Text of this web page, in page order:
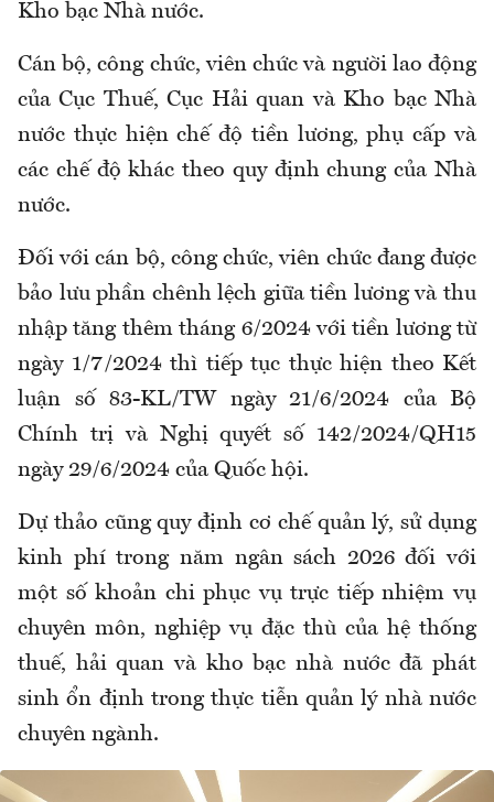
Kho bạc Nhà nước.
Cán bộ, công chức, viên chức và người lao động
của Cục Thuế, Cục Hải quan và Kho bạc Nhà
nước thực hiện chế độ tiền lương, phụ cấp và
các chế độ khác theo quy định chung của Nhà
nước.
Đối với cán bộ, công chức, viên chức đang được
bảo lưu phần chênh lệch giữa tiền lương và thu
nhập tăng thêm tháng 6/2024 với tiền lương từ
ngày 1/7/2024 thì tiếp tục thực hiện theo Kết
luận số 83-KL/TW ngày 21/6/2024 của Bộ
Chính trị và Nghị quyết số 142/2024/QH15
ngày 29/6/2024 của Quốc hội.
Dự thảo cũng quy định cơ chế quản lý, sử dụng
kinh phí trong năm ngân sách 2026 đối với
một số khoản chi phục vụ trực tiếp nhiệm vụ
chuyên môn, nghiệp vụ đặc thù của hệ thống
thuế, hải quan và kho bạc nhà nước đã phát
sinh ổn định trong thực tiễn quản lý nhà nước
chuyên ngành.